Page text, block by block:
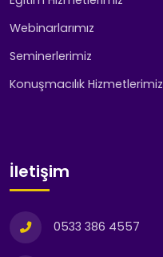
Webinarlarımız
Seminerlerimiz
Konuşmacılık Hizmetlerimiz
İletişim
0533 386 4557